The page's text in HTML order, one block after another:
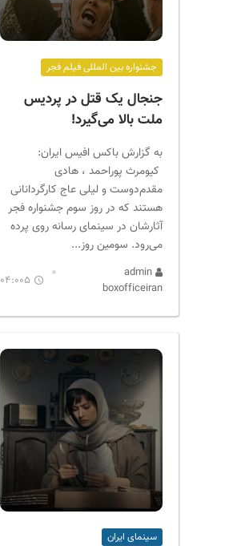
جشنواره بین المللی فیلم فجر
جنجال یک قتل در پردیس
ملت بالا می‌گیرد!
به گزارش باکس افیس ایران:
کیومرث پوراحمد ، هادی
مقدم‌دوست و لیلی عاج کارگردانانی
هستند که در روز سوم جشنواره فجر
آثارشان در سینمای رسانه روی پرده
می‌رود. سومین روز...
admin
boxofficeiran
04:005
سینمای ایران